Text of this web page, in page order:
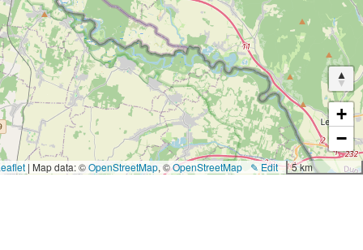
+
−
5 km
✎ Edit
| Map data: ©OpenStreetMap, ©OpenStreetMap